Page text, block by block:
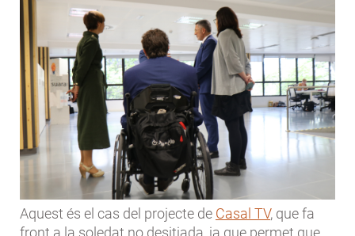
Aquest és el cas del projecte de Casal TV, que fa
front a la soledat no desitjada, ja que permet que